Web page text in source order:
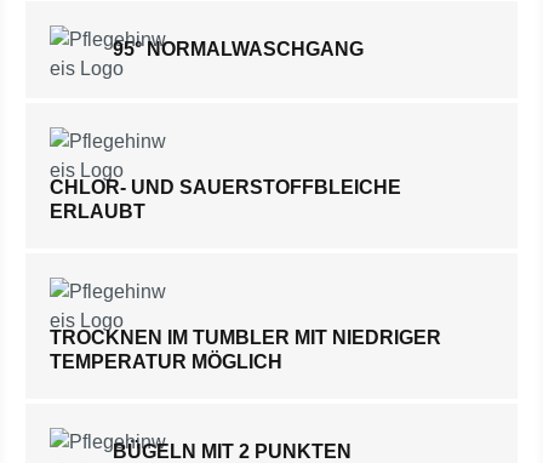
95° NORMALWASCHGANG
CHLOR- UND SAUERSTOFFBLEICHE
ERLAUBT
TROCKNEN IM TUMBLER MIT NIEDRIGER
TEMPERATUR MÖGLICH
BÜGELN MIT 2 PUNKTEN